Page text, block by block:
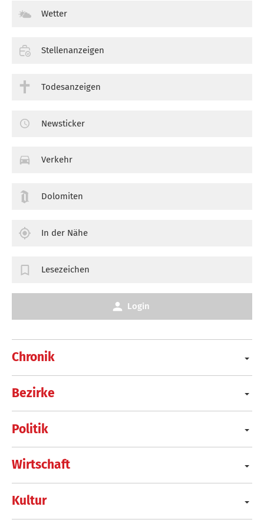
Chronik
Bezirke
Politik
Wirtschaft
Kultur
Wetter
Stellenanzeigen
Todesanzeigen
Newsticker
Verkehr
Dolomiten
In der Nähe
Lesezeichen
Login